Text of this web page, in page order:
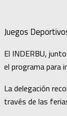
Juegos
El INDERBU,
el programa para
La delegación
través de las